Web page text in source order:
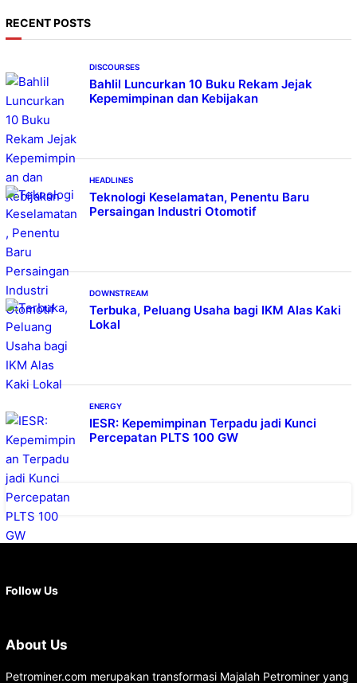
h
RECENT POSTS
DISCOURSES
Bahlil Luncurkan 10 Buku Rekam Jejak
Kepemimpinan dan Kebijakan
HEADLINES
Teknologi Keselamatan, Penentu Baru
Persaingan Industri Otomotif
DOWNSTREAM
Terbuka, Peluang Usaha bagi IKM Alas Kaki
Lokal
ENERGY
IESR: Kepemimpinan Terpadu jadi Kunci
Percepatan PLTS 100 GW
Follow Us
About Us
Petrominer.com merupakan transformasi Majalah Petrominer yang